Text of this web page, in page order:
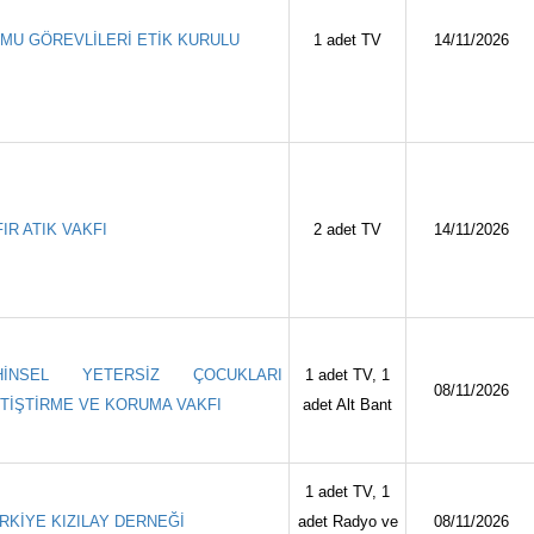
GÖREVLİLERİ ETİK KURULU 1 adet TV 14/11/2026
ATIK VAKFI 2 adet TV 14/11/2026
YETERSİZ ÇOCUKLARI
VE KORUMA VAKFI
1 adet TV, 1
adet Alt Bant
08/11/2026
KIZILAY DERNEĞİ
1 adet TV, 1
adet Radyo ve
08/11/2026